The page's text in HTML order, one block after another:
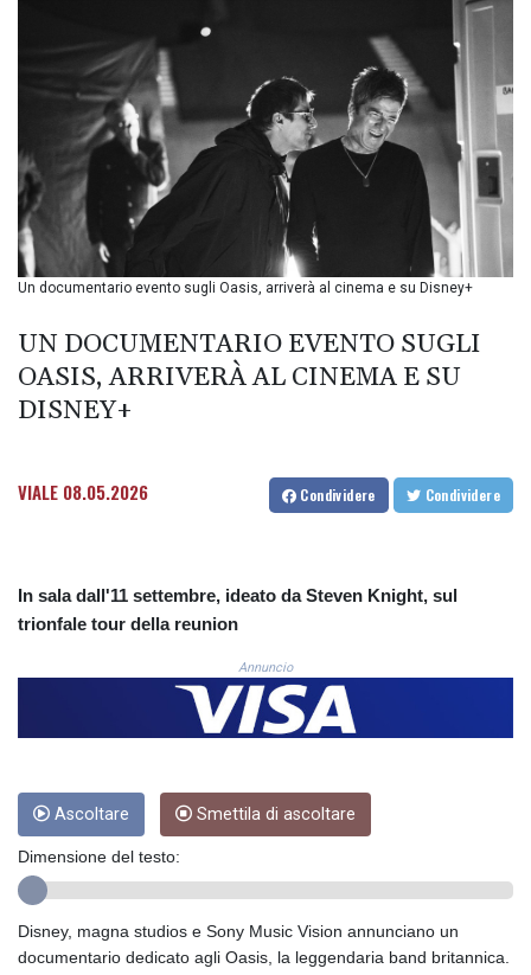
BIF 3453.955207
BOB 13.739522
BRL 5.876989
BSD 1.155995
BTN 110.001186
BWP 15.603479
BYN 3.442212
BYR
22660.258427
BZD 2.324897
CDF
2615.761404
1056.199727
CNY 7.801146
CRC 525.509359
CVE 110.646682
CZK 24.258158
DJF 205.46888
DZD 153.688625
EGP 57.293288
FKP 0.859288
GBP 0.856968
Un documentario evento sugli Oasis, arriverà al cinema e su Disney+
UN DOCUMENTARIO EVENTO SUGLI
OASIS, ARRIVERÀ AL CINEMA E SU
DISNEY+
VIALE 08.05.2026 Condividere Condividere
In sala dall'11 settembre, ideato da Steven Knight, sul
trionfale tour della reunion
Annuncio
Ascoltare Smettila di ascoltare
Dimensione del testo:
Disney, magna studios e Sony Music Vision annunciano un
documentario dedicato agli Oasis, la leggendaria band britannica.